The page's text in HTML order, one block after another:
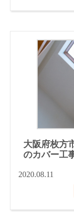
大阪府枚方
のカバー工
2020.08.11